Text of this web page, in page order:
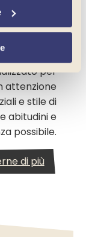
tecnici.
per
attenzione
e stile di
abitudini e
possibile.
di più